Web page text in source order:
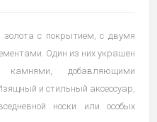
золота с покрытием, с двумя
Один из них украшен
камнями, добавляющими
и стильный аксессуар,
носки или особых